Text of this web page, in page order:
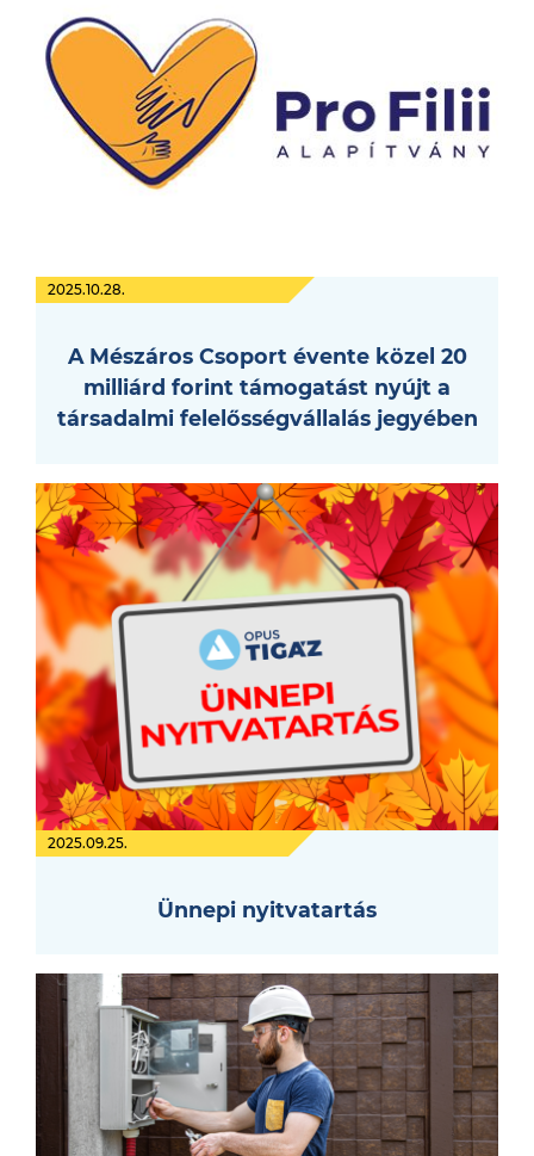
2025.10.28.
A Mészáros Csoport évente közel 20
milliárd forint támogatást nyújt a
társadalmi felelősségvállalás jegyében
2025.09.25.
Ünnepi nyitvatartás